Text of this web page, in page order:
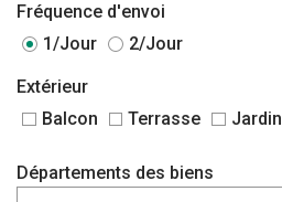
Fréquence d'envoi
1/Jour
2/Jour
Extérieur
Balcon
Terrasse Jardin
Départements des biens